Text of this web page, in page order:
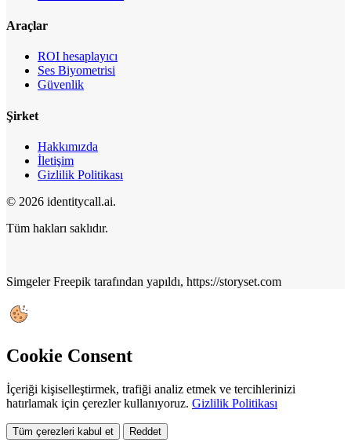
Araçlar
ROI hesaplayıcı
Ses Biyometrisi
Güvenlik
Şirket
Hakkımızda
İletişim
Gizlilik Politikası
© 2026 identitycall.ai.
Tüm hakları saklıdır.
Simgeler Freepik tarafından yapıldı, https://storyset.com
Cookie Consent
İçeriği kişiselleştirmek, trafiği analiz etmek ve tercihlerinizi
hatırlamak için çerezler kullanıyoruz. Gizlilik Politikası
Tüm çerezleri kabul et Reddet